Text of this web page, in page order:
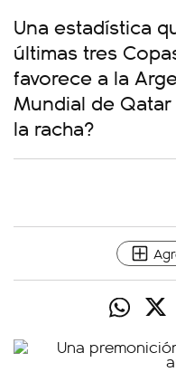
Una estadística
últimas tres
favorece a la
Mundial de
la racha?